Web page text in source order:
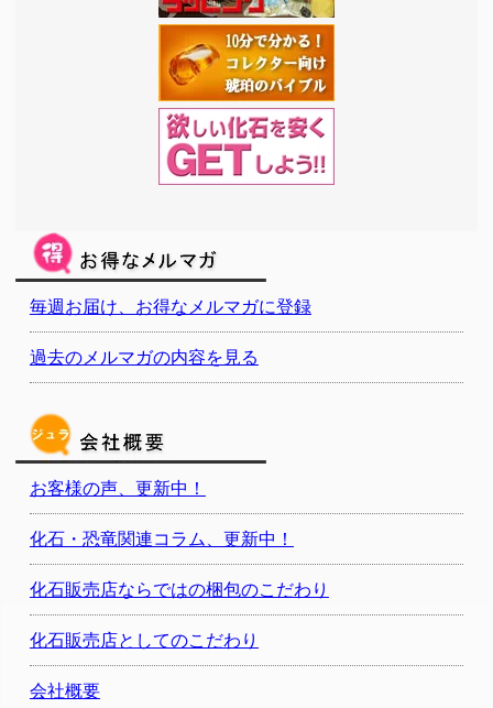
毎週お届け、お得なメルマガに登録
過去のメルマガの内容を見る
お客様の声、更新中！
化石・恐竜関連コラム、更新中！
化石販売店ならではの梱包のこだわり
化石販売店としてのこだわり
会社概要